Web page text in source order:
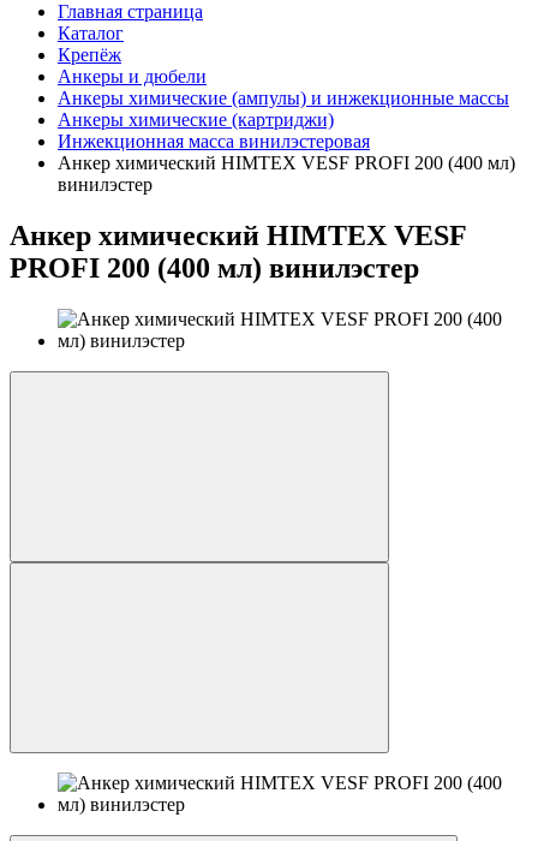
Главная страница
Каталог
Крепёж
Анкеры и дюбели
Анкеры химические (ампулы) и инжекционные массы
Анкеры химические (картриджи)
Инжекционная масса винилэстеровая
Анкер химический HIMTEX VESF PROFI 200 (400 мл)
винилэстер
Анкер химический HIMTEX VESF
PROFI 200 (400 мл) винилэстер